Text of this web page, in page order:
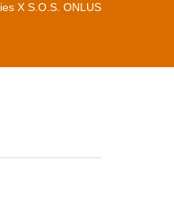
X S.O.S. ONLUS